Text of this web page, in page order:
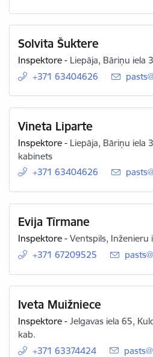
Solvita Šuktere
Inspektore - Liepāja, Bāriņu iela
+371 63404626
E-
Vineta Liparte
Inspektore - Liepāja, Bāriņu iela
kabinets
+371 63404626
E-
Evija Tīrmane
Inspektore -Ventspils, Inženieru
+371 67209525
E-
Iveta Muižniece
Inspektore -Jelgavas iela 65,
kab.
+371 63374424
E-